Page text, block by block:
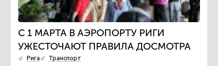
С 1 МАРТА В АЭРОПОРТУ РИГИ
УЖЕСТОЧАЮТ ПРАВИЛА ДОСМОТРА
Рига Транспорт